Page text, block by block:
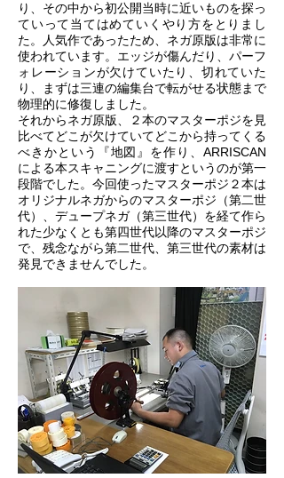
り、その中から初公開当時に近いものを探っ
ていって当てはめていくやり方をとりまし
た。人気作であったため、ネガ原版は非常に
使われています。エッジが傷んだり、パーフ
ォレーションが欠けていたり、切れていた
り、まずは三連の編集台で転がせる状態まで
物理的に修復しました。
それからネガ原版、２本のマスターポジを見
比べてどこが欠けていてどこから持ってくる
べきかという『地図』を作り、ARRISCAN
による本スキャニングに渡すというのが第一
段階でした。今回使ったマスターポジ２本は
オリジナルネガからのマスターポジ（第二世
代）、デュープネガ（第三世代）を経て作ら
れた少なくとも第四世代以降のマスターポジ
で、残念ながら第二世代、第三世代の素材は
発見できませんでした。